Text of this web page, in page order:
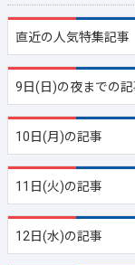
直近の人気特集記事
9日(日)の夜までの記
10日(月)の記事
11日(火)の記事
12日(水)の記事